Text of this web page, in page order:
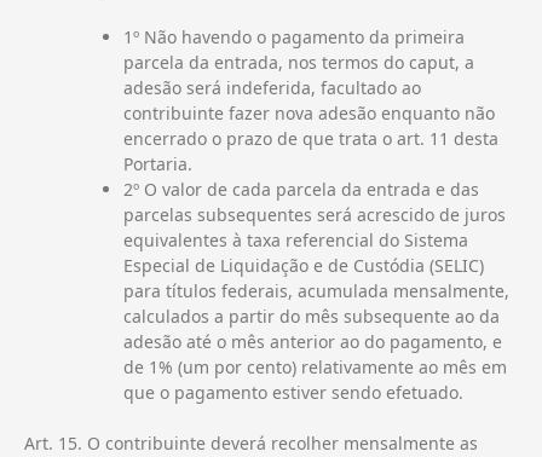
1º Não havendo o pagamento da primeira
parcela da entrada, nos termos do caput, a
adesão será indeferida, facultado ao
contribuinte fazer nova adesão enquanto não
encerrado o prazo de que trata o art. 11 desta
Portaria.
2º O valor de cada parcela da entrada e das
parcelas subsequentes será acrescido de juros
equivalentes à taxa referencial do Sistema
Especial de Liquidação e de Custódia (SELIC)
para títulos federais, acumulada mensalmente,
calculados a partir do mês subsequente ao da
adesão até o mês anterior ao do pagamento, e
de 1% (um por cento) relativamente ao mês em
que o pagamento estiver sendo efetuado.
Art. 15. O contribuinte deverá recolher mensalmente as